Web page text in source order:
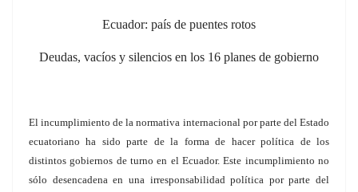
Ecuador: país de puentes rotos
Deudas, vacíos y silencios en los 16 planes de gobierno
El incumplimiento de la normativa internacional por parte del Estado
ecuatoriano ha sido parte de la forma de hacer política de los
distintos gobiernos de turno en el Ecuador. Este incumplimiento no
sólo desencadena en una irresponsabilidad política por parte del